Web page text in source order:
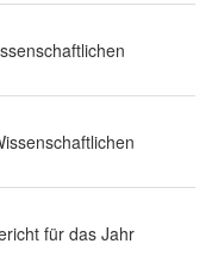
für das Jahr